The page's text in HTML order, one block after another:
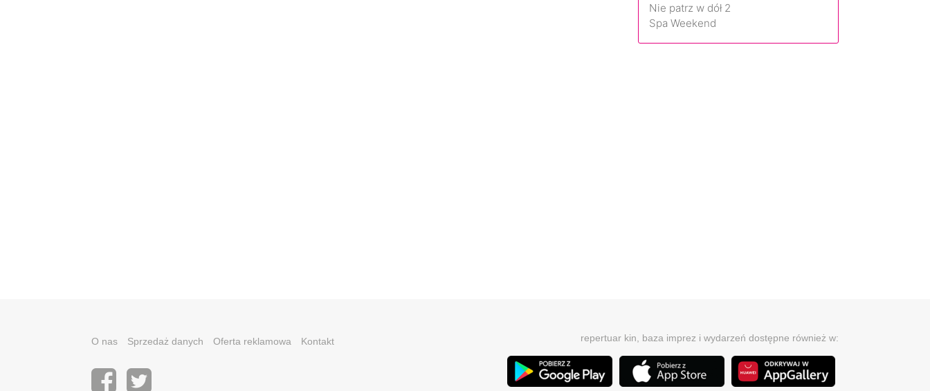
Nie patrz w dół 2
Spa Weekend
O nas Sprzedaż danych Oferta reklamowa Kontakt repertuar kin, baza imprez i wydarzeń dostępne również w: